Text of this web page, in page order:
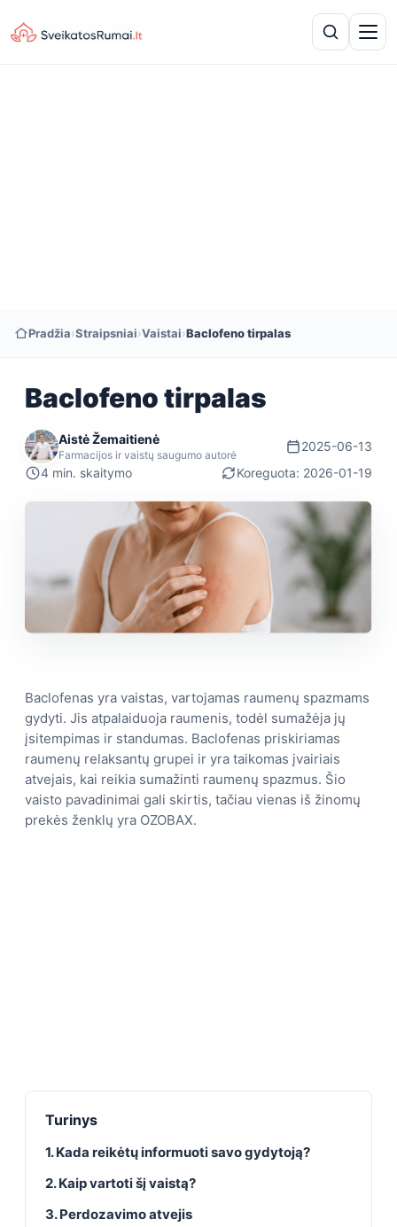
Pradžia›Straipsniai›Vaistai›Baclofeno tirpalas
Baclofeno tirpalas
Aistė Žemaitienė
Farmacijos ir vaistų saugumo autorė
2025-06-13
4 min. skaitymo
Koreguota: 2026-01-19
Baclofenas yra vaistas, vartojamas raumenų spazmams
gydyti. Jis atpalaiduoja raumenis, todėl sumažėja jų
įsitempimas ir standumas. Baclofenas priskiriamas
raumenų relaksantų grupei ir yra taikomas įvairiais
atvejais, kai reikia sumažinti raumenų spazmus. Šio
vaisto pavadinimai gali skirtis, tačiau vienas iš žinomų
prekės ženklų yra OZOBAX.
Turinys
1. Kada reikėtų informuoti savo gydytoją?
2. Kaip vartoti šį vaistą?
3. Perdozavimo atvejis